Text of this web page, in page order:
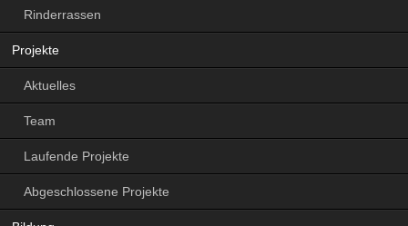
Rinderrassen
Projekte
Aktuelles
Team
Laufende Projekte
Abgeschlossene Projekte